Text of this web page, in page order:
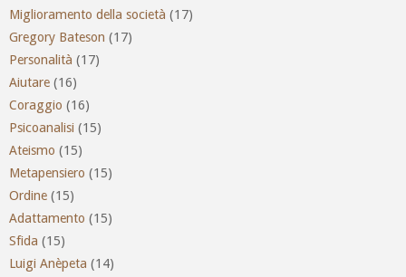
Miglioramento della società (17)
Gregory Bateson (17)
Personalità (17)
Aiutare (16)
Coraggio (16)
Psicoanalisi (15)
Ateismo (15)
Metapensiero (15)
Ordine (15)
Adattamento (15)
Sfida (15)
Luigi Anèpeta (14)